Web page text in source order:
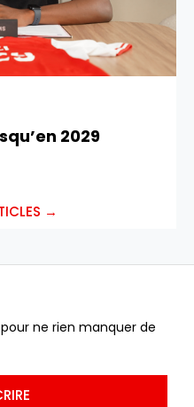
2029
→
ne rien manquer de